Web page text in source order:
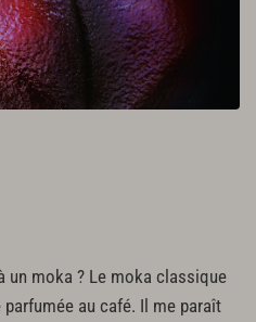
un moka ? Le moka classique
au café. Il me paraît